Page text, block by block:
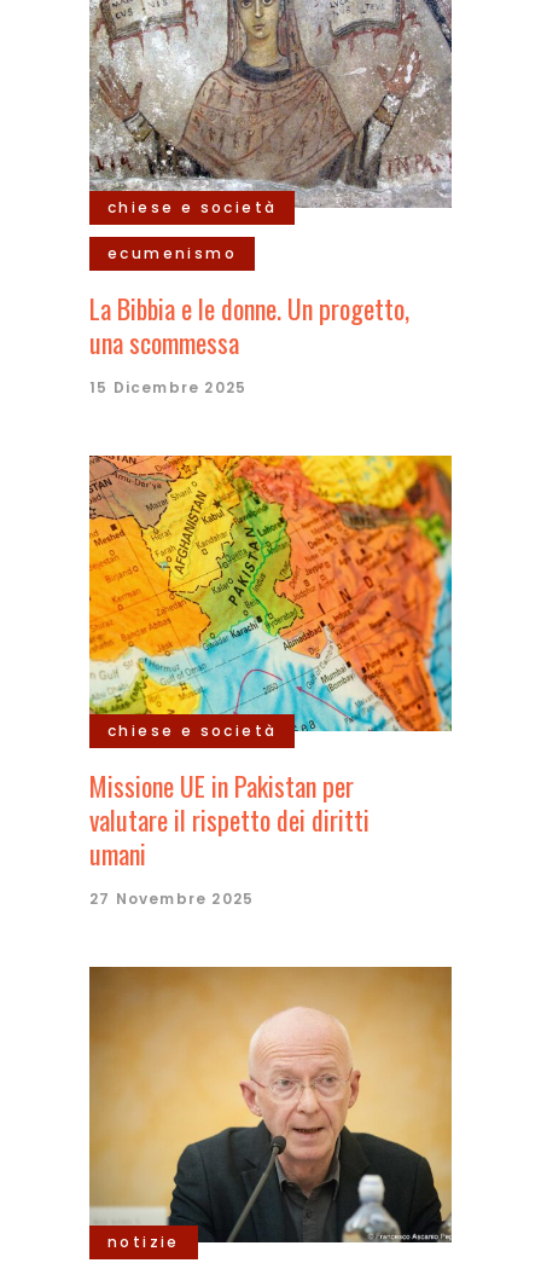
chiese e società
ecumenismo
La Bibbia e le donne. Un progetto,
una scommessa
15 Dicembre 2025
chiese e società
Missione UE in Pakistan per
valutare il rispetto dei diritti
umani
27 Novembre 2025
notizie